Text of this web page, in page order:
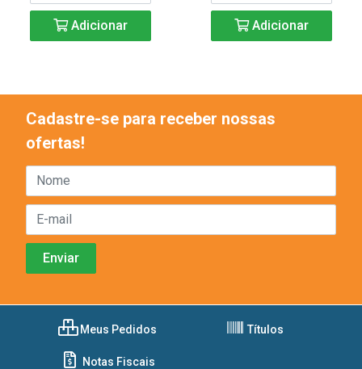
Adicionar Adicionar
Cadastre-se para receber nossas
ofertas!
Meus Pedidos Títulos
Notas Fiscais